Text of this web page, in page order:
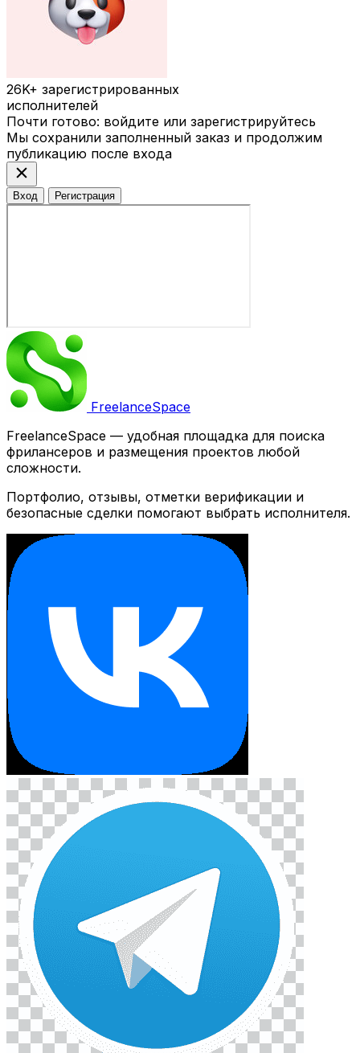
26K+ зарегистрированных
исполнителей
Почти готово: войдите или зарегистрируйтесь
Мы сохранили заполненный заказ и продолжим
публикацию после входа
close
Вход Регистрация
FreelanceSpace
FreelanceSpace — удобная площадка для поиска
фрилансеров и размещения проектов любой
сложности.
Портфолио, отзывы, отметки верификации и
безопасные сделки помогают выбрать исполнителя.